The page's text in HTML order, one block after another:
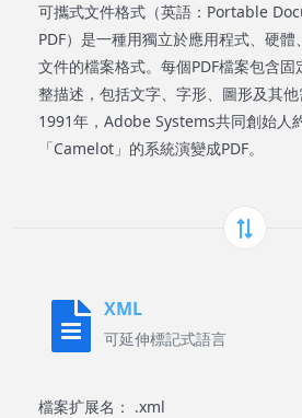
可攜式文件格式（英語：Portable
PDF）是一種用獨立於應用程式、硬
文件的檔案格式。每個PDF檔案包含
整描述，包括文字、字形、圖形及其他
1991年，Adobe Systems共同創始人
「Camelot」的系統演變成PDF。
XML
可延伸標記式語言
檔案扩展名： .xml